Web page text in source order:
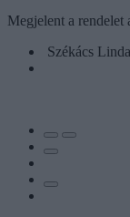
Megjelent a
Székács Linda